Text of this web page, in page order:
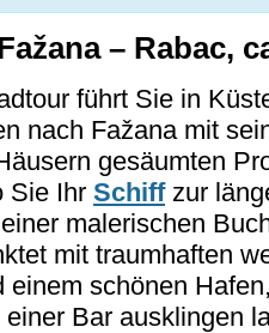
– Rabac,
führt Sie in
nach Fažana mit
gesäumten
Sie Ihr Schiffzur
malerischen
mit traumhaften
einem schönen
Bar ausklingen